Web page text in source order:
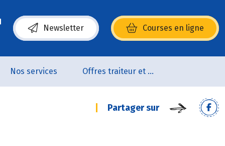
Newsletter Courses en ligne
(s’ouvre dans une nouvelle fenêtre)
Nos services Offres traiteur et pâtisserie
Partager sur